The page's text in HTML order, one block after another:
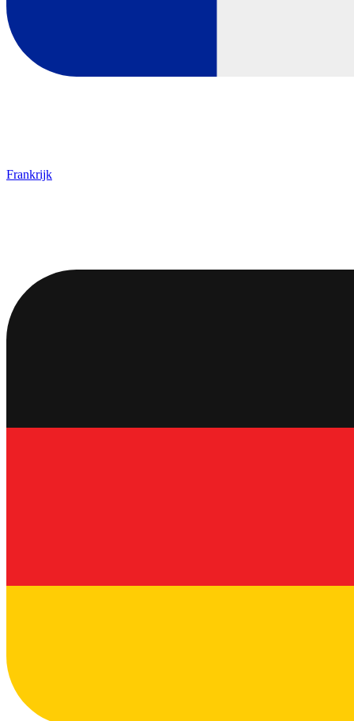
Frankrijk